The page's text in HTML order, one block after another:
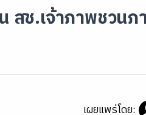
ช.เจ้าภาพชวนภ
เผยแพร่โดย: